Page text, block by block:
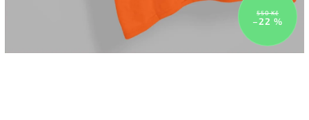
550 Kč
–22 %